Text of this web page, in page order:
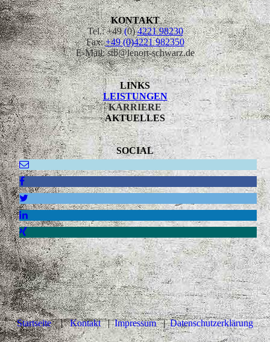
KONTAKT
Tel.: +49(0)4221 98230
Fax:+49 (0)4221 982350
E-Mail: stb@lenort-schwarz.de
LINKS
LEISTUNGEN
KARRIERE
AKTUELLES
SOCIAL
Startseite |Kontakt|Impressum |Datenschutzerklärung